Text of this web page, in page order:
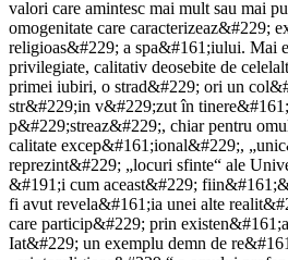
valori care amintesc mai mult sau mai
omogenitate care caracterizeaz&#229;
religioas&#229; a spa&#161;iului. Mai
privilegiate, calitativ deosebite de
primei iubiri, o strad&#229; ori un
str&#229;in v&#229;zut în
p&#229;streaz&#229;, chiar pentru
calitate excep&#161;ional&#229;,
reprezint&#229; „locuri sfinte“ ale
&#191;i cum aceast&#229;
fi avut revela&#161;ia unei alte
care particip&#229; prin
Iat&#229; un exemplu demn de